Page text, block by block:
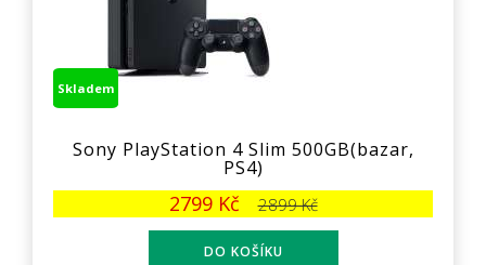
Skladem
Sony PlayStation 4 Slim 500GB(bazar,
PS4)
2799 Kč 2899 Kč